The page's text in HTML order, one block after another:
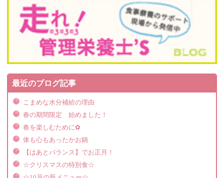
最近のブログ記事
こまめな水分補給の理由
春の期間限定 始めました！
春を楽しむために✿
体も心もあったかお鍋
【はあとバランス】でお正月！
☆クリスマスの特別食☆